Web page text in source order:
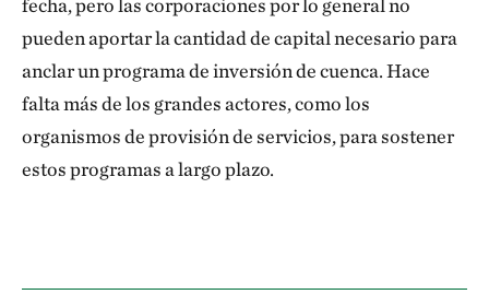
fecha, pero las corporaciones por lo general no
pueden aportar la cantidad de capital necesario para
anclar un programa de inversión de cuenca. Hace
falta más de los grandes actores, como los
organismos de provisión de servicios, para sostener
estos programas a largo plazo.